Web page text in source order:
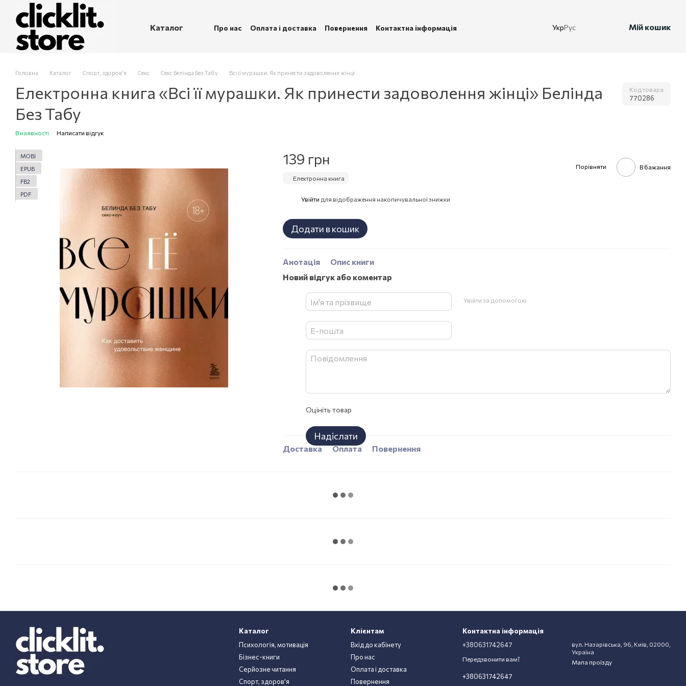
Перейти до основного контенту
Каталог Про нас Оплата і доставка Повернення
Контактна інформація
УкрРус Мій кошик
Головна Каталог Спорт, здоров'я Секс Секс Белінда Без Табу Всі її мурашки. Як принести задоволення жінці
Електронна книга «Всі її мурашки. Як принести задоволення жінці» Белінда
Без Табу
Код товара
770286
В наявності Написати відгук
MOBI
EPUB
FB2
PDF
139 грн
Електронна книга
Порівняти В бажання
Увійти для відображення накопичувальної знижки
Додати в кошик
Анотація
Опис книги
Новий відгук або коментар
Увійти за допомогою
Оцініть товар
Надіслати
Доставка Оплата Повернення
Каталог
Психологія, мотивація
Бізнес-книги
Серйозне читання
Спорт, здоров'я
Клієнтам
Вхід до кабінету
Про нас
Оплата і доставка
Повернення
Контактна інформація
+380631742647
Передзвонити вам?
+380631742647
вул. Назарівська, 96, Київ, 02000,
Україна
Мапа проїзду